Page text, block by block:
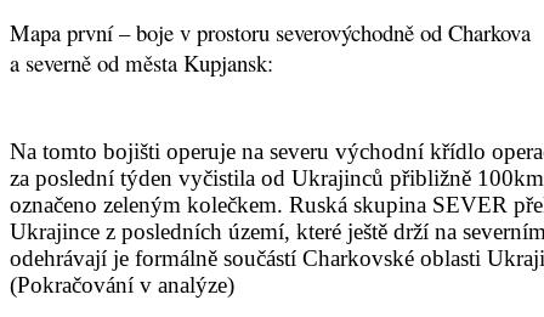
Mapa první – boje v prostoru severovýchodně od Charkova
a severně od města Kupjansk:
Na tomto bojišti operuje na severu východní křídlo
za poslední týden vyčistila od Ukrajinců přibližně
označeno zeleným kolečkem. Ruská skupina SEVER
Ukrajince z posledních území, které ještě drží na
odehrávají je formálně součástí Charkovské oblasti
(Pokračování v analýze)